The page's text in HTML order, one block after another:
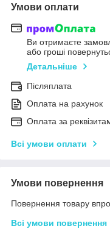
Умови оплати
Ви отримаєте
або гроші
Детальніше
Післяплата
Оплата на рахунок
Оплата за
Всі умови оплати
Умови повернення
Повернення товару
Всі умови повернення